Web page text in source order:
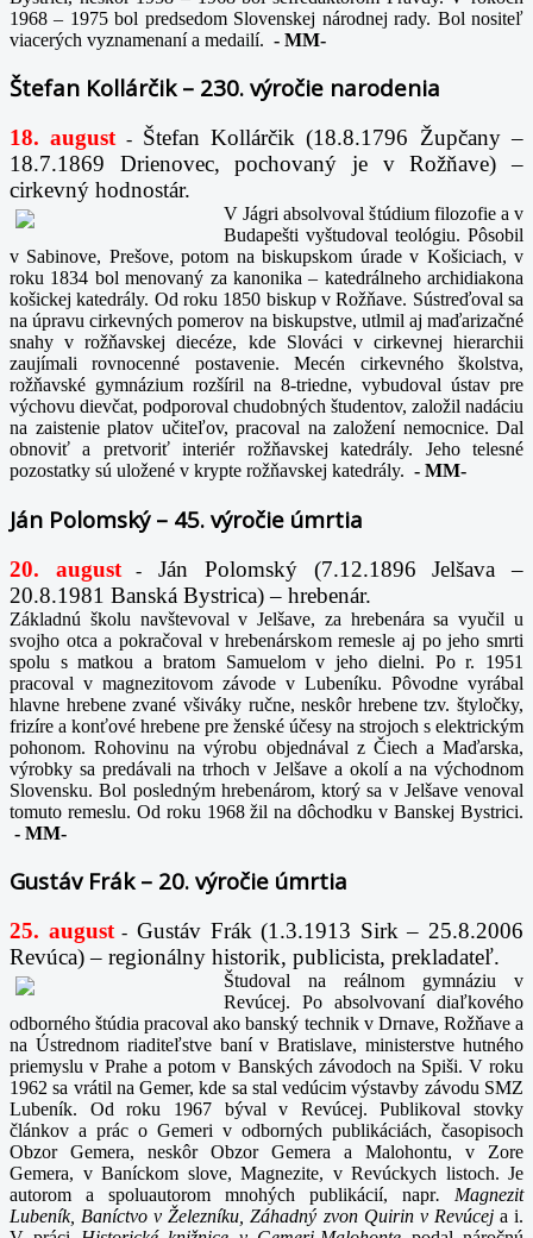
1968 – 1975 bol predsedom Slovenskej národnej rady. Bol nositeľ
viacerých vyznamenaní a medailí. - MM-
Štefan Kollárčik – 230. výročie narodenia
18. august -
Štefan Kollárčik (18.8.1796 Župčany –
18.7.1869 Drienovec, pochovaný je v Rožňave) –
cirkevný hodnostár.
V Jágri absolvoval štúdium filozofie a v
Budapešti vyštudoval teológiu. Pôsobil
v Sabinove, Prešove, potom na biskupskom úrade v Košiciach, v
roku 1834 bol menovaný za kanonika – katedrálneho archidiakona
košickej katedrály. Od roku 1850 biskup v Rožňave. Sústreďoval sa
na úpravu cirkevných pomerov na biskupstve, utlmil aj maďarizačné
snahy v rožňavskej diecéze, kde Slováci v cirkevnej hierarchii
zaujímali rovnocenné postavenie. Mecén cirkevného školstva,
rožňavské gymnázium rozšíril na 8-triedne, vybudoval ústav pre
výchovu dievčat, podporoval chudobných študentov, založil nadáciu
na zaistenie platov učiteľov, pracoval na založení nemocnice. Dal
obnoviť a pretvoriť interiér rožňavskej katedrály. Jeho telesné
pozostatky sú uložené v krypte rožňavskej katedrály. - MM-
Ján Polomský – 45. výročie úmrtia
20. august-
Ján Polomský (7.12.1896 Jelšava –
20.8.1981 Banská Bystrica) – hrebenár.
Základnú školu navštevoval v Jelšave, za hrebenára sa vyučil u
svojho otca a pokračoval v hrebenárskom remesle aj po jeho smrti
spolu s matkou a bratom Samuelom v jeho dielni. Po r. 1951
pracoval v magnezitovom závode v Lubeníku. Pôvodne vyrábal
hlavne hrebene zvané všiváky ručne, neskôr hrebene tzv. štyločky,
frizíre a konťové hrebene pre ženské účesy na strojoch s elektrickým
pohonom. Rohovinu na výrobu objednával z Čiech a Maďarska,
výrobky sa predávali na trhoch v Jelšave a okolí a na východnom
Slovensku. Bol posledným hrebenárom, ktorý sa v Jelšave venoval
tomuto remeslu. Od roku 1968 žil na dôchodku v Banskej Bystrici.
- MM-
Gustáv Frák – 20. výročie úmrtia
25. august- Gustáv Frák (1.3.1913 Sirk – 25.8.2006
Revúca) – regionálny historik, publicista, prekladateľ.
Študoval na reálnom gymnáziu v
Revúcej. Po absolvovaní diaľkového
odborného štúdia pracoval ako banský technik v Drnave, Rožňave a
na Ústrednom riaditeľstve baní v Bratislave, ministerstve hutného
priemyslu v Prahe a potom v Banských závodoch na Spiši. V roku
1962 sa vrátil na Gemer, kde sa stal vedúcim výstavby závodu SMZ
Lubeník. Od roku 1967 býval v Revúcej. Publikoval stovky
článkov a prác o Gemeri v odborných publikáciách, časopisoch
Obzor Gemera, neskôr Obzor Gemera a Malohontu, v Zore
Gemera, v Baníckom slove, Magnezite, v Revúckych listoch. Je
autorom a spoluautorom mnohých publikácií, napr. Magnezit
Lubeník, Baníctvo v Železníku, Záhadný zvon Quirin v Revúcej a i.